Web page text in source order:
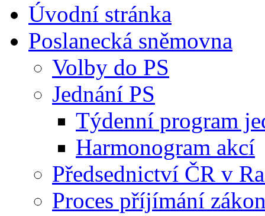
Úvodní stránka
Poslanecká sněmovna
Volby do PS
Jednání PS
Týdenní program
Harmonogram akcí
Předsednictví ČR v
Proces příjímání